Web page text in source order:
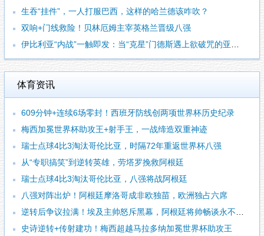
生吞“挂件”，一人打服巴西，这样的哈兰德该咋吹？
双响+门线救险！贝林厄姆主宰英格兰晋级八强
伊比利亚“内战”一触即发：当“克星”门德斯遇上欲破咒的亚马尔
体育资讯
609分钟+连续6场零封！西班牙防线创两项世界杯历史纪录
梅西加冕世界杯助攻王+射手王，一战缔造双重神迹
瑞士点球4比3淘汰哥伦比亚，时隔72年重返世界杯八强
从“专职搞笑”到逆转英雄，劳塔罗挽救阿根廷
瑞士点球4比3淘汰哥伦比亚，八强将战阿根廷
八强对阵出炉！阿根廷摩洛哥成非欧独苗，欧洲独占六席
逆转后争议拉满！埃及主帅怒斥黑幕，阿根廷将帅畅谈永不言弃
史诗逆转+传射建功！梅西超越马拉多纳加冕世界杯助攻王